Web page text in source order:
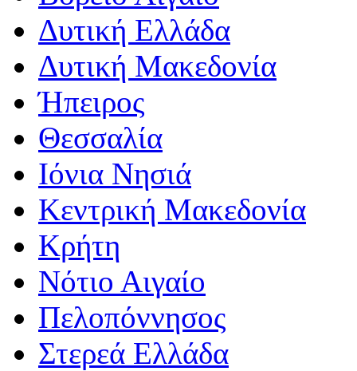
Δυτική Ελλάδα
Δυτική Μακεδονία
Ήπειρος
Θεσσαλία
Ιόνια Νησιά
Κεντρική Μακεδονία
Κρήτη
Νότιο Αιγαίο
Πελοπόννησος
Στερεά Ελλάδα